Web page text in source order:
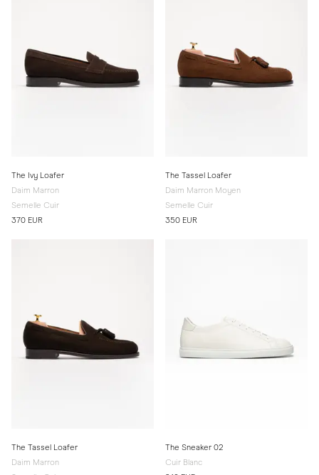
The Ivy Loafer
Daim Marron
Semelle Cuir
370 EUR
The Tassel Loafer
Daim Marron Moyen
Semelle Cuir
350 EUR
The Tassel Loafer
Daim Marron
The Sneaker 02
Cuir Blanc